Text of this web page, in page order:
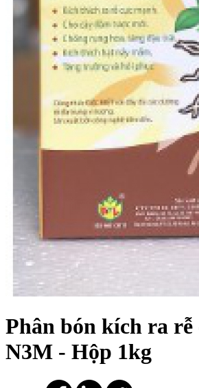
Phân bón kích ra rễ
N3M - Hộp 1kg